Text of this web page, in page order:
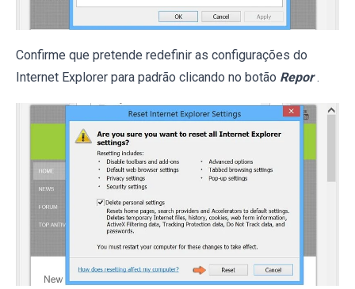
Confirme que pretende redefinir as configurações do
Internet Explorer para padrão clicando no botão Repor .